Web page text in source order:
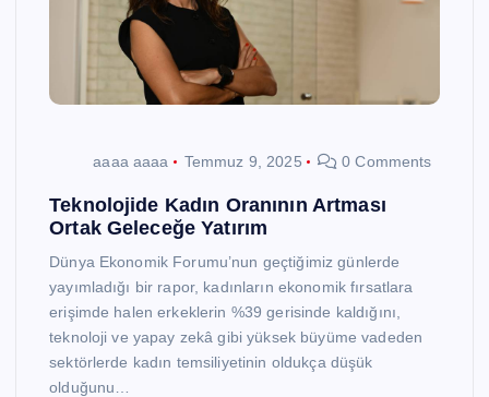
aaaa aaaa Temmuz 9, 2025 0 Comments
Teknolojide Kadın Oranının Artması
Ortak Geleceğe Yatırım
Dünya Ekonomik Forumu’nun geçtiğimiz günlerde
yayımladığı bir rapor, kadınların ekonomik fırsatlara
erişimde halen erkeklerin %39 gerisinde kaldığını,
teknoloji ve yapay zekâ gibi yüksek büyüme vadeden
sektörlerde kadın temsiliyetinin oldukça düşük
olduğunu…